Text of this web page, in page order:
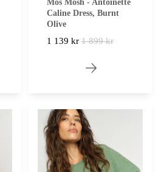
Mos Mosh - Antoinette
Caline Dress, Burnt
Olive
1 139 kr 1 899 kr